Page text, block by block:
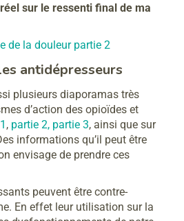
sur le ressenti final de ma
de la douleur partie 2
antidépresseurs
plusieurs diaporamas très
d’action des opioïdes et
, partie 2, partie 3, ainsi que sur
informations qu’il peut être
envisage de prendre ces
peuvent être contre-
En effet leur utilisation sur la